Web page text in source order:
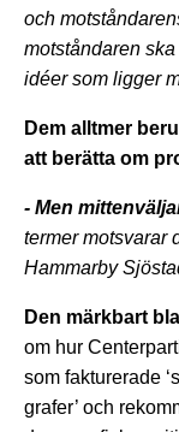
och
motståndaren
idéer som ligger
Dem alltmer
att berätta om
- Men
termer motsvarar
Hammarby
Den märkbart
om hur
som fakturerade
grafer’ och